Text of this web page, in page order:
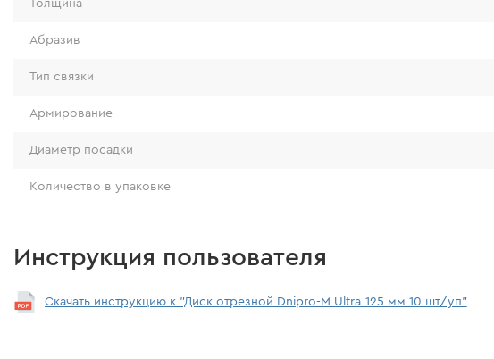
Толщина
Абразив
Тип связки
Армирование
Диаметр посадки
Количество в упаковке
Инструкция пользователя
Скачать инструкцию к "Диск отрезной Dnipro-M Ultra 125 мм 10 шт/уп"